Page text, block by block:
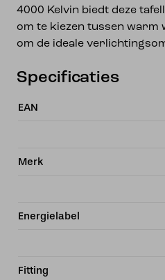
4000 Kelvin biedt deze
om te kiezen tussen warm
om de ideale
Specificaties
EAN
Merk
Energielabel
Fitting